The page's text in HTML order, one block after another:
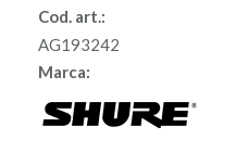
Cod. art.:
AG193242
Marca: